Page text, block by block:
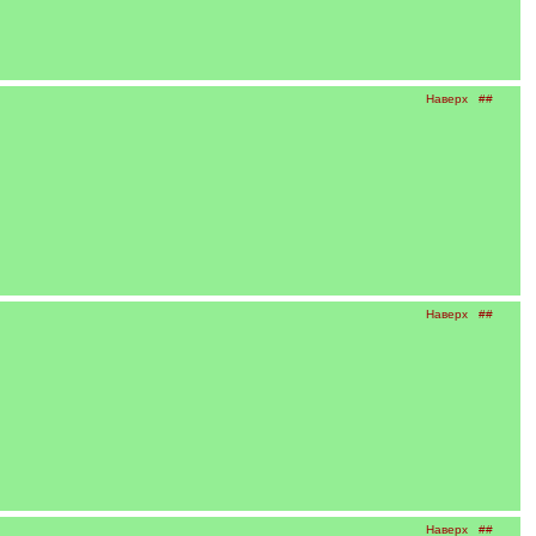
Наверх ##
Наверх ##
Наверх ##